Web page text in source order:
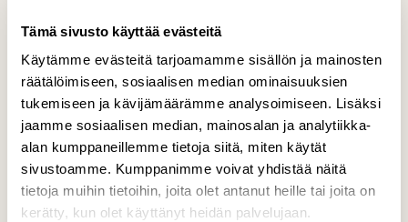
Tämä sivusto käyttää evästeitä
Käytämme evästeitä tarjoamamme sisällön ja mainosten
räätälöimiseen, sosiaalisen median ominaisuuksien
tukemiseen ja kävijämäärämme analysoimiseen. Lisäksi
jaamme sosiaalisen median, mainosalan ja analytiikka-
alan kumppaneillemme tietoja siitä, miten käytät
sivustoamme. Kumppanimme voivat yhdistää näitä
tietoja muihin tietoihin, joita olet antanut heille tai joita on
kerätty, kun olet käyttänyt heidän palvelujaan.
Jalokivet oksalla
Suojasään jälkeen tullut pakkanen teki
vesipisaroista jalokiviä.